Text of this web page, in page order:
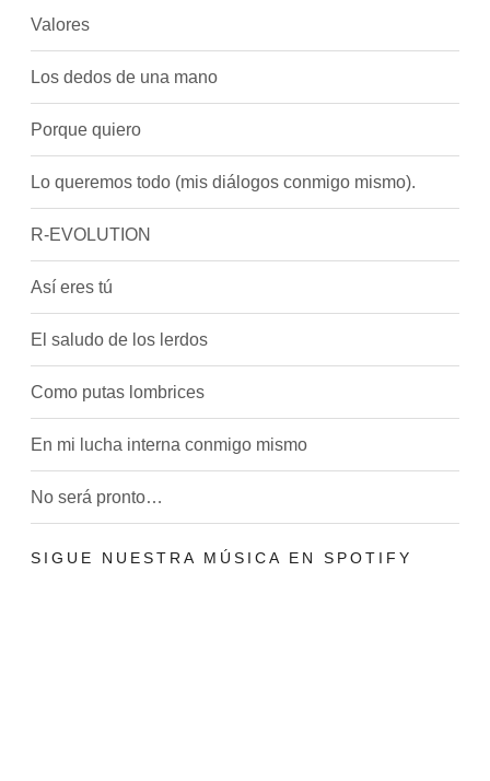
a
c
i
n
d
l
a
s
e
n
t
r
a
d
s
Valores
Los dedos de una mano
Porque quiero
Lo queremos todo (mis diálogos conmigo mismo).
R-EVOLUTION
Así eres tú
El saludo de los lerdos
Como putas lombrices
En mi lucha interna conmigo mismo
No será pronto…
SIGUE NUESTRA MÚSICA EN SPOTIFY